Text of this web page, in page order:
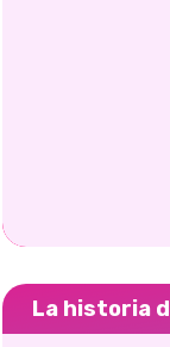
La historia